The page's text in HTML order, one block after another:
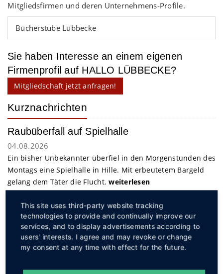
Mitgliedsfirmen und deren Unternehmens-Profile.
Bücherstube Lübbecke
Sie haben Interesse an einem eigenen
Firmenprofil auf HALLO LÜBBECKE?
Mitgliedschaft jetzt anfragen!
Kurznachrichten
Raubüberfall auf Spielhalle
04.08.2026
Ein bisher Unbekannter überfiel in den Morgenstunden des
Montags eine Spielhalle in Hille. Mit erbeutetem Bargeld
gelang dem Täter die Flucht.weiterlesen
Service
This site uses third-party website tracking
technologies to provide and continually improve our
services, and to display advertisements according to
users' interests. I agree and may revoke or change
my consent at any time with effect for the future.